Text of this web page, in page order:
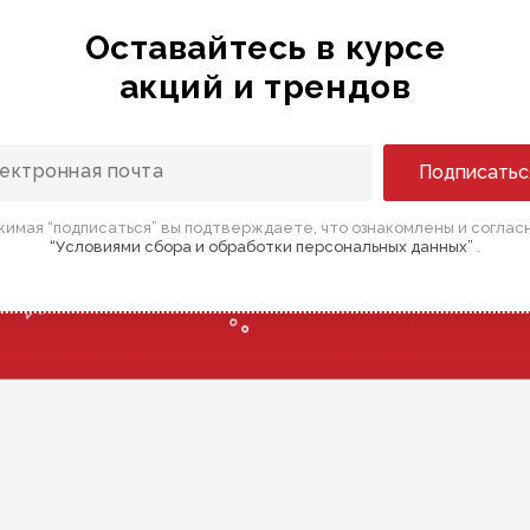
Оставайтесь в курсе
акций и трендов
“подписаться” вы подтверждаете, что ознакомлены и
“Условиями сбора и обработки персональных данных”